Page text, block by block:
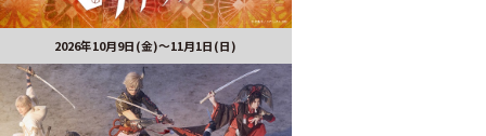
2026年10月9日(金)～11月1日(日)